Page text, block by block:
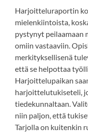
Harjoitteluraportin
mielenkiintoista,
pystynyt peilaamaan
omiin vastaaviin.
merkityksellisenä
että se helpottaa
Harjoittelupaikan
harjoittelutukiseteli,
tiedekunnaltaan.
niin paljon, että
Tarjolla on kuitenkin